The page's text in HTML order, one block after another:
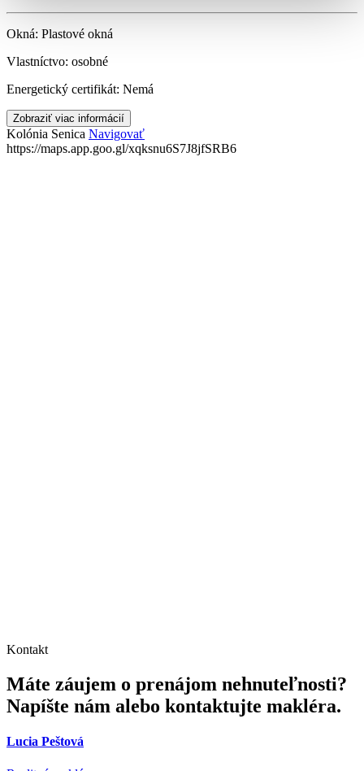
Okná: Plastové okná
Vlastníctvo: osobné
Energetický certifikát: Nemá
Zobraziť viac informácií
Kolónia Senica Navigovať
https://maps.app.goo.gl/xqksnu6S7J8jfSRB6
Kontakt
Máte záujem o prenájom nehnuteľnosti?
Napíšte nám alebo kontaktujte makléra.
Lucia Peštová